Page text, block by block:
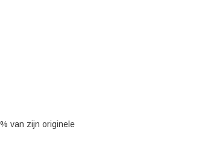
van zijn originele